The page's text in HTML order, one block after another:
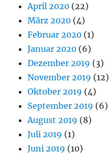
April 2020 (22)
März 2020 (4)
Februar 2020 (1)
Januar 2020 (6)
Dezember 2019 (3)
November 2019 (12)
Oktober 2019 (4)
September 2019 (6)
August 2019 (8)
Juli 2019 (1)
Juni 2019 (10)